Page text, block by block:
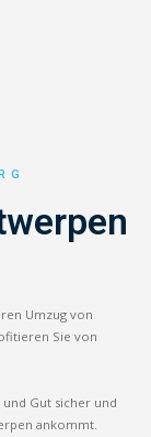
Umzug von
Sie von
und Gut sicher und
ankommt.